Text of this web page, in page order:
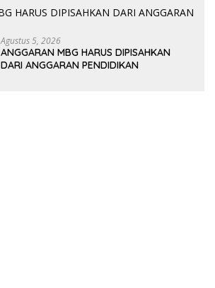
Agustus 5, 2026
ANGGARAN MBG HARUS DIPISAHKAN
DARI ANGGARAN PENDIDIKAN